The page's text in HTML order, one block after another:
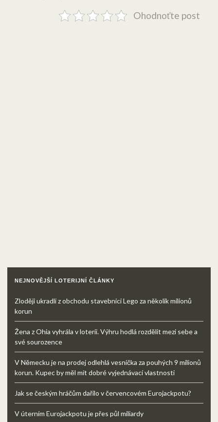
Ohodnoťte post
NEJNOVĚJŠÍ LOTERIJNÍ ČLÁNKY
Zloději ukradli z obchodu stavebnici Lego za několik milionů
korun
Žena z Ohia vyhrála v loterii. Výhru hodlá rozdělit mezi sebe a
své sourozence
V Německu je na prodej odlehlá vesnička za pouhých 9 milionů
korun. Kupec by měl mít dobré vyjednávací vlastnosti
Jak se českým hráčům dařilo v červencovém Eurojackpotu?
V úterním Eurojackpotu je přes půl miliardy